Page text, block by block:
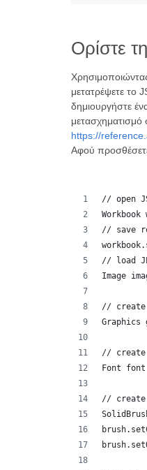
Ορίστε
μετατρέψετε το
δημιουργήστε
https://
Αφού
// open
// save
// load
Image
// create
Graphics
// create
Font font
// create